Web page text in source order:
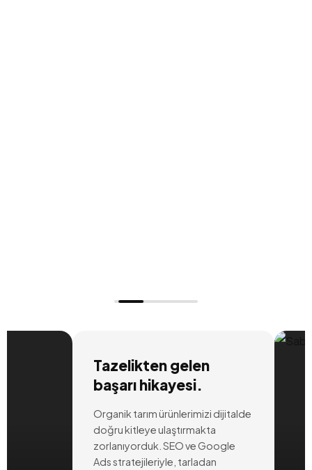
Tazelikten gelen
başarı hikayesi.
Organik tarım ürünlerimizi dijitalde
doğru kitleye ulaştırmakta
zorlanıyorduk. SEO ve Google
Ads stratejileriyle, tarladan